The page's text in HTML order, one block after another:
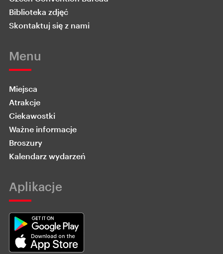
Biblioteka zdjęć
Skontaktuj się z nami
Menu
Miejsca
Atrakcje
Ciekawostki
Ważne informacje
Broszury
Kalendarz wydarzeń
Aplikacje